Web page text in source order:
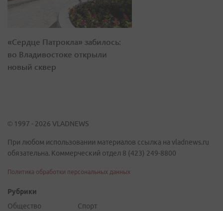
«Сердце Патрокла» забилось:
во Владивостоке открыли
новый сквер
© 1997 - 2026 VLADNEWS
При любом использовании материалов ссылка на vladnews.ru
обязательна. Коммерческий отдел 8 (423) 249-8800
Политика обработки персональных данных
Рубрики
Общество
Спорт